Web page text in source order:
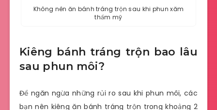
Không nên ăn bánh tráng trộn sau khi phun xăm
thẩm mỹ
Kiêng bánh tráng trộn bao lâu
sau phun môi?
Để ngăn ngừa những rủi ro sau khi phun môi, các
bạn nên kiêng ăn bánh tráng trộn trong khoảng 2